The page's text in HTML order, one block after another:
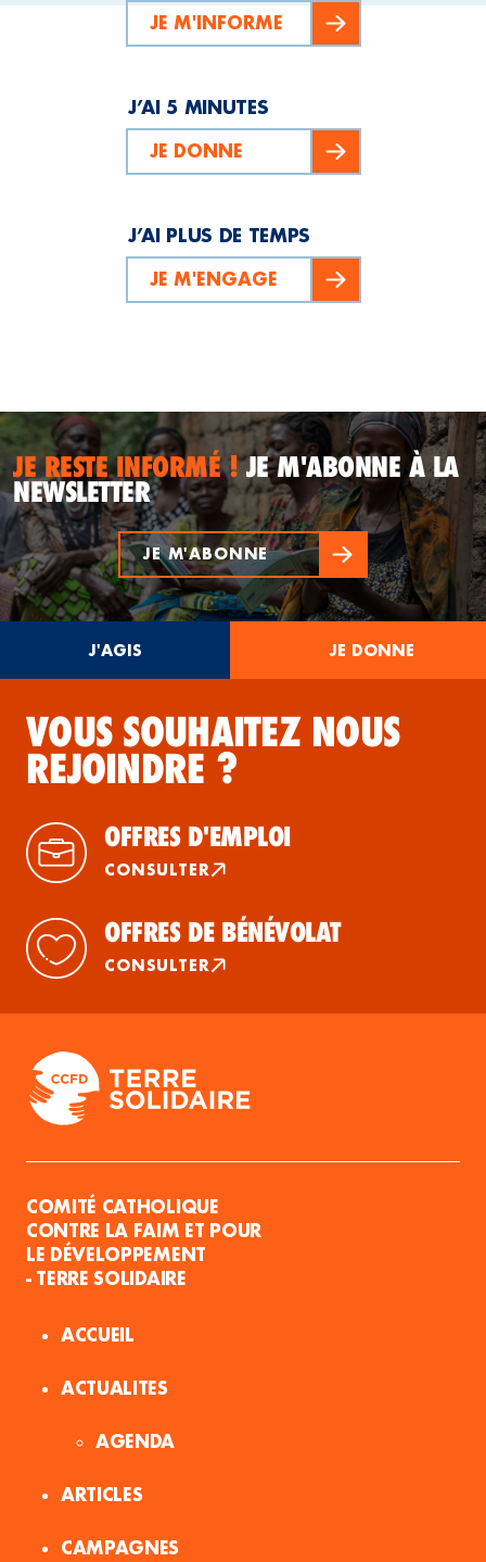
JE M'INFORME
J’AI 5 MINUTES
JE DONNE
J’AI PLUS DE TEMPS
JE M'ENGAGE
JE RESTE INFORMÉ !JE M'ABONNE À LA
NEWSLETTER
JE M'ABONNE
J'AGIS JE DONNE
VOUS SOUHAITEZ NOUS
REJOINDRE ?
OFFRES D'EMPLOI
CONSULTER
OFFRES DE BÉNÉVOLAT
CONSULTER
COMITÉ CATHOLIQUE
CONTRE LA FAIM ET POUR
LE DÉVELOPPEMENT
- TERRE SOLIDAIRE
ACCUEIL
ACTUALITES
AGENDA
ARTICLES
CAMPAGNES